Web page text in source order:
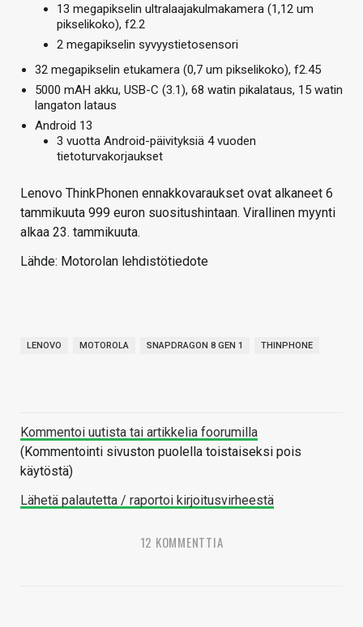
13 megapikselin ultralaajakulmakamera (1,12 um
pikselikoko), f2.2
2 megapikselin syvyystietosensori
32 megapikselin etukamera (0,7 um pikselikoko), f2.45
5000 mAH akku, USB-C (3.1), 68 watin pikalataus, 15 watin
langaton lataus
Android 13
3 vuotta Android-päivityksiä 4 vuoden
tietoturvakorjaukset
Lenovo ThinkPhonen ennakkovaraukset ovat alkaneet 6
tammikuuta 999 euron suositushintaan. Virallinen myynti
alkaa 23. tammikuuta.
Lähde: Motorolan lehdistötiedote
LENOVO MOTOROLA SNAPDRAGON 8 GEN 1 THINPHONE
Kommentoi uutista tai artikkelia foorumilla
(Kommentointi sivuston puolella toistaiseksi pois
käytöstä)
Lähetä palautetta / raportoi kirjoitusvirheestä
12 KOMMENTTIA